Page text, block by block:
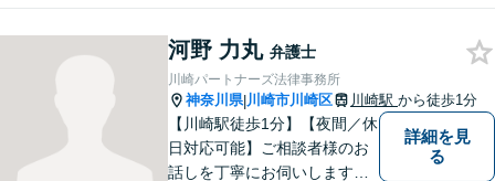
産管財人や成年後見人等、裁
判所から依頼を受ける事件も
多数経験しています。1人で悩
まずに、是非ご相談くださ
い。
河野 力丸 弁護士
川崎パートナーズ法律事務所
神奈川県|川崎市川崎区 川崎駅 から徒歩1分
【川崎駅徒歩1分】【夜間／休
日対応可能】ご相談者様のお
話しを丁寧にお伺いします。
詳細を見
る